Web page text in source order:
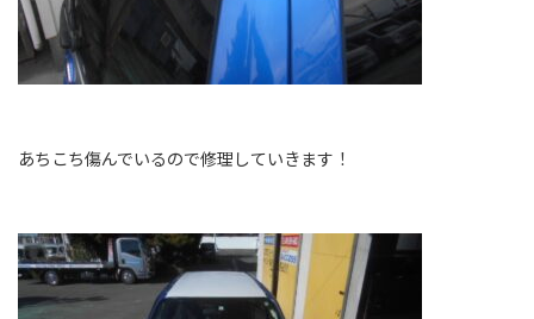
あちこち傷んでいるので修理していきます！